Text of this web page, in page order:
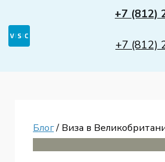
+7 (812)
+7 (812)
Блог/ Виза в